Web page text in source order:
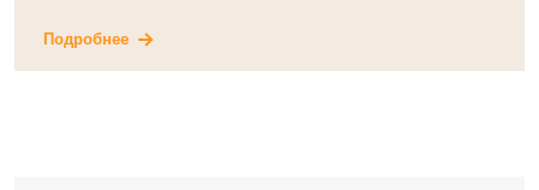
Подробнее